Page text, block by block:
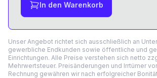
In den Warenkorb
Unser Angebot richtet sich ausschließlich an
gewerbliche Endkunden sowie öffentliche und
Einrichtungen. Alle Preise verstehen sich netto
Mehrwertsteuer. Preisänderungen und Irrtümer
Rechnung gewähren wir nach erfolgreicher